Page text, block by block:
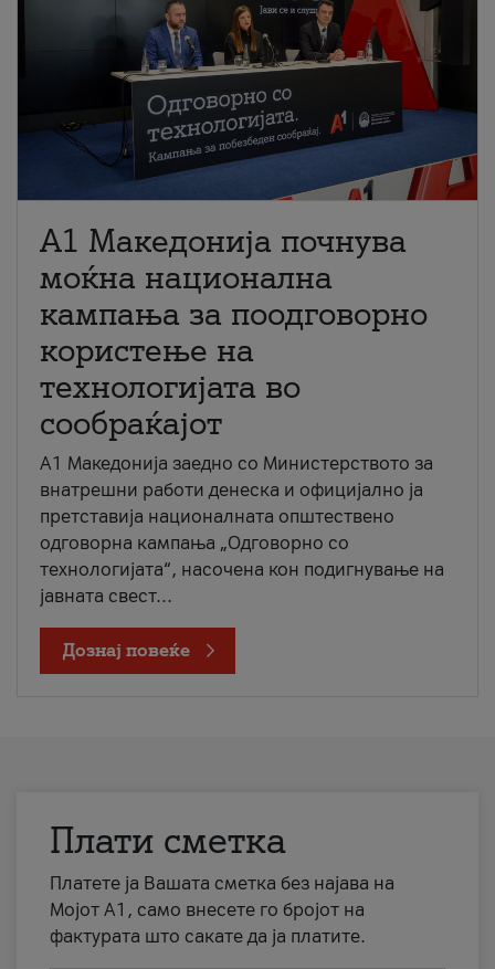
A1 Македонија почнува
моќна национална
кампања за поодговорно
користење на
технологијата во
сообраќајот
A1 Македонија заедно со Министерството за
внатрешни работи денеска и официјално ја
претставија националната општествено
одговорна кампања „Одговорно со
технологијата“, насочена кон подигнување на
јавната свест...
Дознај повеќе
Плати сметка
Платете ја Вашата сметка без најава на
Мојот А1, само внесете го бројот на
фактурата што сакате да ја платите.